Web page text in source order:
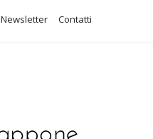
Newsletter Contatti